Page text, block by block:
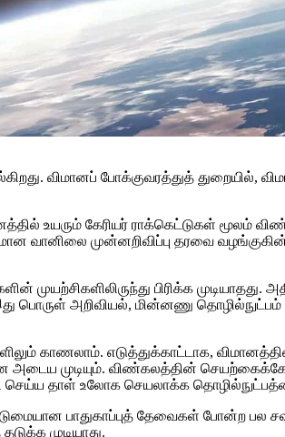
விமானப் போக்குவரத்துத் துறையில்,
உயரும் கேரியர் ராக்கெட்டுகள் மூலம்
முன்னறிவிப்பு தரவை
முயற்சிகளிலிருந்து பிரிக்க
பொருள் அறிவியல், மின்னணு
காணலாம். எடுத்துக்காட்டாக,
அடைய முடியும். விண்கலத்தின்
செய்ய தாள் உலோக செயலாக்க
பாதுகாப்புத் தேவைகள் போன்ற பல
முடியாது.